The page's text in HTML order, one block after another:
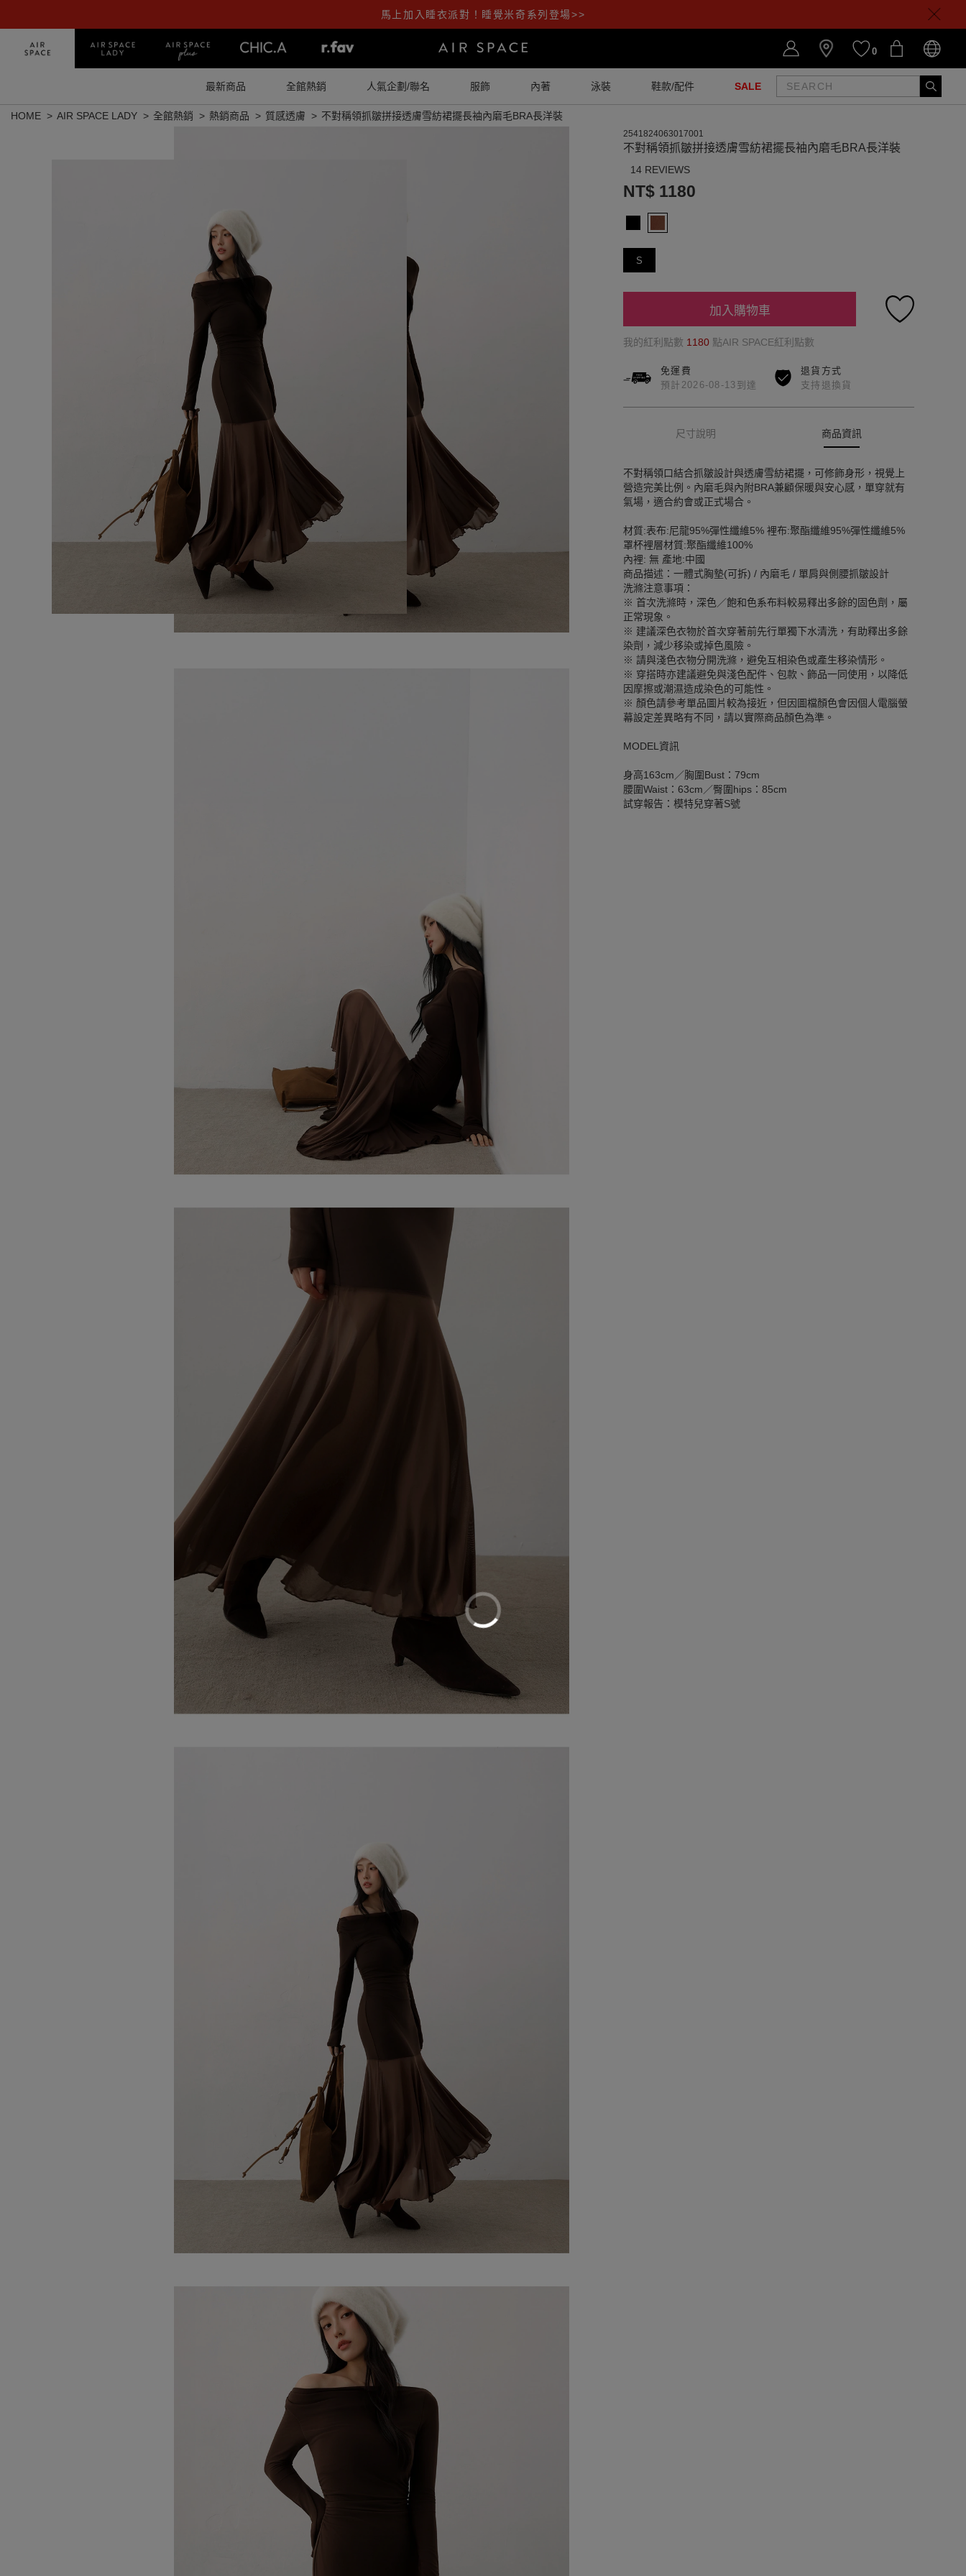
馬上加入睡衣派對！睡覺米奇系列登場>>
0
最新商品 全館熱銷 人氣企劃/聯名 服飾 內著 泳裝 鞋款/配件 SALE
HOME AIR SPACE LADY 全館熱銷 熱銷商品 質感透膚 不對稱領抓皺拼接透膚雪紡裙擺長袖內磨毛BRA長洋裝
2541824063017001
不對稱領抓皺拼接透膚雪紡裙擺長袖內磨毛BRA長洋裝
14 REVIEWS
NT$ 1180
S
加入購物車
我的紅利點數 1180 點AIR SPACE紅利點數
免運費
預計2026-08-13到達
退貨方式
支持退換貨
尺寸說明 商品資訊
不對稱領口結合抓皺設計與透膚雪紡裙擺，可修飾身形，視覺上
營造完美比例。內磨毛與內附BRA兼顧保暖與安心感，單穿就有
氣場，適合約會或正式場合。
材質:表布:尼龍95%彈性纖維5% 裡布:聚酯纖維95%彈性纖維5%
罩杯裡層材質:聚酯纖維100%
內裡: 無 產地:中國
商品描述：一體式胸墊(可拆) / 內磨毛 / 單肩與側腰抓皺設計
洗滌注意事項：
※ 首次洗滌時，深色／飽和色系布料較易釋出多餘的固色劑，屬
正常現象。
※ 建議深色衣物於首次穿著前先行單獨下水清洗，有助釋出多餘
染劑，減少移染或掉色風險。
※ 請與淺色衣物分開洗滌，避免互相染色或產生移染情形。
※ 穿搭時亦建議避免與淺色配件、包款、飾品一同使用，以降低
因摩擦或潮濕造成染色的可能性。
※ 顏色請參考單品圖片較為接近，但因圖檔顏色會因個人電腦螢
幕設定差異略有不同，請以實際商品顏色為準。
MODEL資訊
身高163cm／胸圍Bust：79cm
腰圍Waist：63cm／臀圍hips：85cm
試穿報告：模特兒穿著S號